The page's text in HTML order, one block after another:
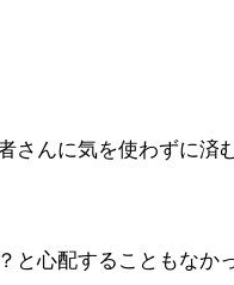
さんに気を使わずに済
と心配することもなか